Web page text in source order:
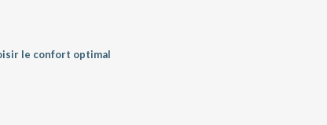
le confort optimal